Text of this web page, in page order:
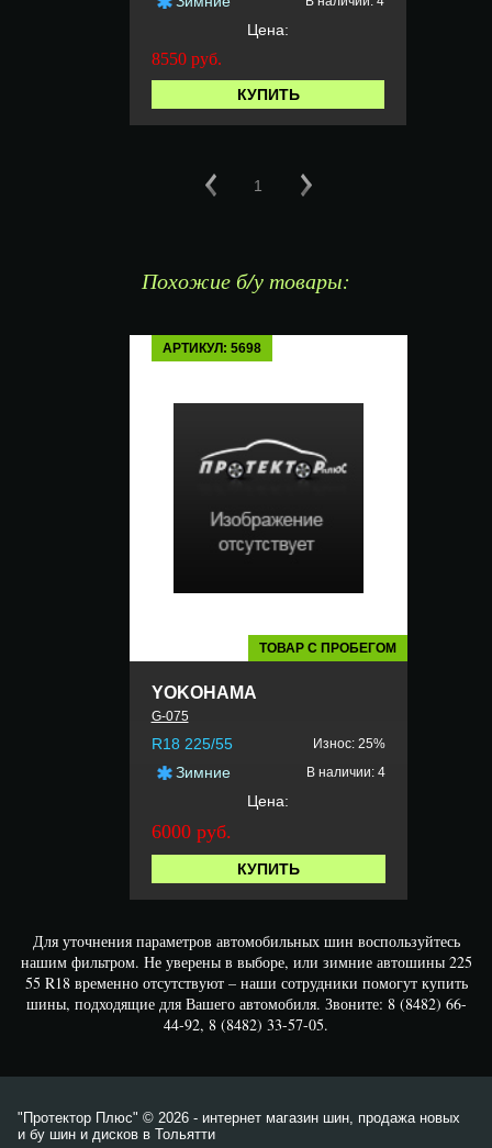
Цена:
8550 руб.
КУПИТЬ
1
Похожие б/у товары:
АРТИКУЛ: 5698
ТОВАР С ПРОБЕГОМ
YOKOHAMA
G-075
R18 225/55 Износ: 25%
Зимние В наличии: 4
Цена:
6000 руб.
КУПИТЬ
Для уточнения параметров автомобильных шин воспользуйтесь
нашим фильтром. Не уверены в выборе, или зимние автошины 225
55 R18 временно отсутствуют – наши сотрудники помогут купить
шины, подходящие для Вашего автомобиля. Звоните: 8 (8482) 66-
44-92, 8 (8482) 33-57-05.
"Протектор Плюс" © 2026 - интернет магазин шин, продажа новых
и бу шин и дисков в Тольятти